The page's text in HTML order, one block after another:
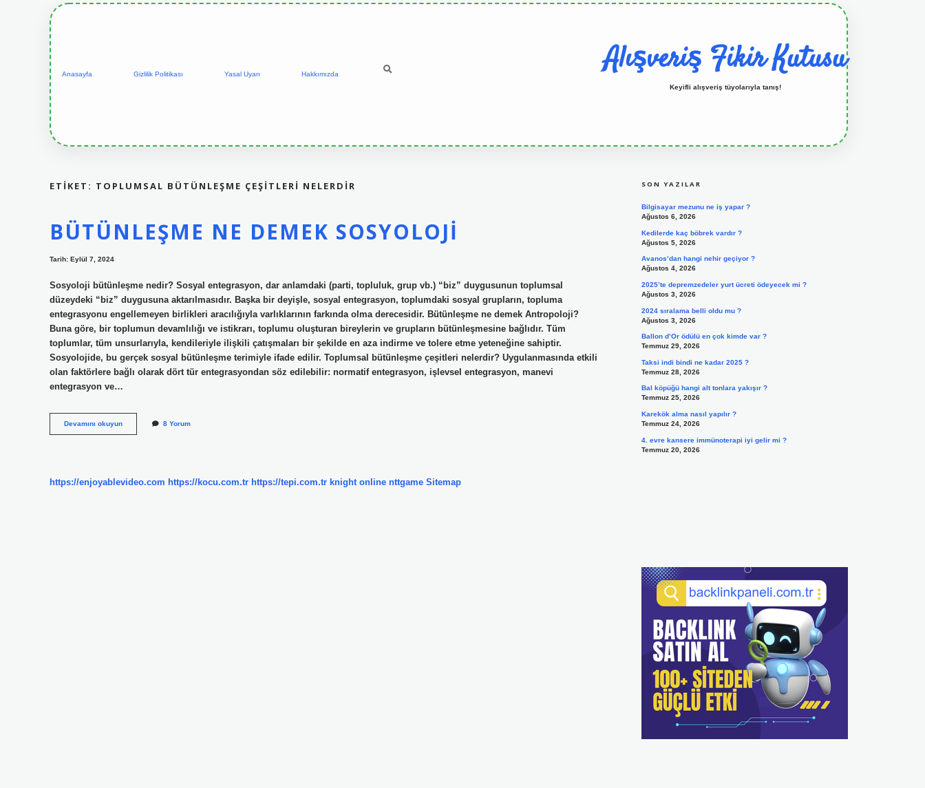
Anasayfa Gizlilik Politikası Yasal Uyarı Hakkımızda Alışveriş Fikir Kutusu
Keyifli alışveriş tüyolarıyla tanış!
ETIKET: TOPLUMSAL BÜTÜNLEŞME ÇEŞITLERI NELERDIR
BÜTÜNLEŞME NE DEMEK SOSYOLOJI
Tarih: Eylül 7, 2024
Sosyoloji bütünleşme nedir? Sosyal entegrasyon, dar anlamdaki (parti, topluluk, grup vb.) “biz” duygusunun toplumsal
düzeydeki “biz” duygusuna aktarılmasıdır. Başka bir deyişle, sosyal entegrasyon, toplumdaki sosyal grupların, topluma
entegrasyonu engellemeyen birlikleri aracılığıyla varlıklarının farkında olma derecesidir. Bütünleşme ne demek Antropoloji?
Buna göre, bir toplumun devamlılığı ve istikrarı, toplumu oluşturan bireylerin ve grupların bütünleşmesine bağlıdır. Tüm
toplumlar, tüm unsurlarıyla, kendileriyle ilişkili çatışmaları bir şekilde en aza indirme ve tolere etme yeteneğine sahiptir.
Sosyolojide, bu gerçek sosyal bütünleşme terimiyle ifade edilir. Toplumsal bütünleşme çeşitleri nelerdir? Uygulanmasında etkili
olan faktörlere bağlı olarak dört tür entegrasyondan söz edilebilir: normatif entegrasyon, işlevsel entegrasyon, manevi
entegrasyon ve…
Devamını okuyunBütünleşme
Ne
8 Yorum
https://enjoyablevideo.com https://kocu.com.tr https://tepi.com.tr knight online nttgame Sitemap
SON YAZILAR
Bilgisayar mezunu ne iş yapar ?
Ağustos 6, 2026
Kedilerde kaç böbrek vardır ?
Ağustos 5, 2026
Avanos’dan hangi nehir geçiyor ?
Ağustos 4, 2026
2025’te depremzedeler yurt ücreti ödeyecek mi ?
Ağustos 3, 2026
2024 sıralama belli oldu mu ?
Ağustos 3, 2026
Ballon d’Or ödülü en çok kimde var ?
Temmuz 29, 2026
Taksi indi bindi ne kadar 2025 ?
Temmuz 28, 2026
Bal köpüğü hangi alt tonlara yakışır ?
Temmuz 25, 2026
Karekök alma nasıl yapılır ?
Temmuz 24, 2026
4. evre kansere immünoterapi iyi gelir mi ?
Temmuz 20, 2026